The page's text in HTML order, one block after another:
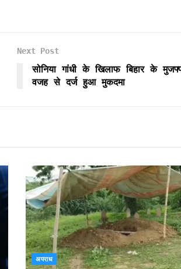
Next Post
सोनिया गांधी के खिलाफ बिहार के
वजह से दर्ज हुआ मुकदमा
अपराध